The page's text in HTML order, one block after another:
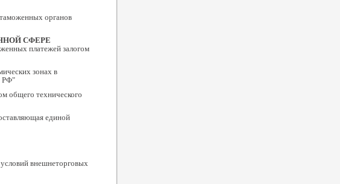
органов
СФЕРЕ
платежей залогом
зонах в
РФ"
общего технического
единой
внешнеторговых